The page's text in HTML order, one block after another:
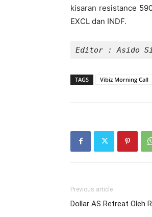
kisaran resistance
EXCL dan INDF.
Editor : Asido
TAGS Vibiz Morning Call
Previous article
Dollar AS Retreat Oleh